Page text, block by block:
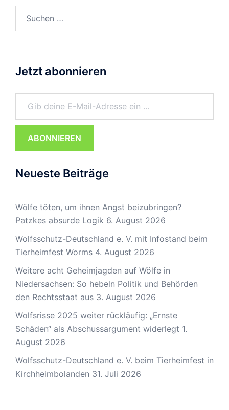
nach:
Jetzt abonnieren
Gib deine E-Mail-Adresse ein ...
ABONNIEREN
Neueste Beiträge
Wölfe töten, um ihnen Angst beizubringen?
Patzkes absurde Logik 6. August 2026
Wolfsschutz-Deutschland e. V. mit Infostand beim
Tierheimfest Worms 4. August 2026
Weitere acht Geheimjagden auf Wölfe in
Niedersachsen: So hebeln Politik und Behörden
den Rechtsstaat aus 3. August 2026
Wolfsrisse 2025 weiter rückläufig: „Ernste
Schäden“ als Abschussargument widerlegt 1.
August 2026
Wolfsschutz-Deutschland e. V. beim Tierheimfest in
Kirchheimbolanden 31. Juli 2026